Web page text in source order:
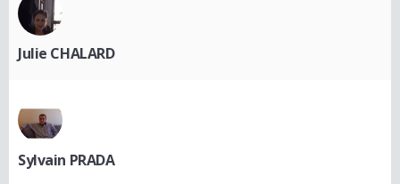
Julie CHALARD
Sylvain PRADA